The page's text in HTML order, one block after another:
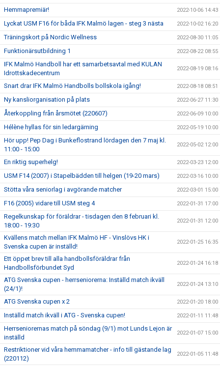
Hemmapremiär! 2022-10-06 14:43
Lyckat USM F16 för båda IFK Malmö lagen - steg 3 nästa 2022-10-02 16:20
Träningskort på Nordic Wellness 2022-08-30 11:05
Funktionärsutbildning 1 2022-08-22 08:55
IFK Malmö Handboll har ett samarbetsavtal med KULAN
Idrottskadecentrum
2022-08-19 08:16
Snart drar IFK Malmö Handbolls bollskola igång! 2022-08-18 08:51
Ny kansliorganisation på plats 2022-06-27 11:30
Återkoppling från årsmötet (220607) 2022-06-09 10:00
Hélène hyllas för sin ledargärning 2022-05-19 10:00
Hör upp! Pep Dag i Bunkeflostrand lördagen den 7 maj kl.
11:00 - 15:00
2022-05-02 12:00
En riktig superhelg! 2022-03-23 12:00
USM F14 (2007) i Stapelbädden till helgen (19-20 mars) 2022-03-16 10:00
Stötta våra seniorlag i avgörande matcher 2022-03-01 15:00
F16 (2005) vidare till USM steg 4 2022-01-31 17:00
Regelkunskap för föräldrar - tisdagen den 8 februari kl.
18:00 - 19:30
2022-01-31 12:00
Kvällens match mellan IFK Malmö HF - Vinslövs HK i
Svenska cupen är inställd!
2022-01-25 16:35
Ett öppet brev till alla handbollsföräldrar från
Handbollsförbundet Syd
2022-01-24 16:18
ATG Svenska cupen - herrseniorerna: Inställd match ikväll
(24/1)!
2022-01-24 13:10
ATG Svenska cupen x 2 2022-01-20 18:00
Inställd match ikväll i ATG - Svenska cupen! 2022-01-11 11:48
Herrseniorernas match på söndag (9/1) mot Lunds Lejon är
inställd
2022-01-07 15:00
Restriktioner vid våra hemmamatcher - info till gästande lag
(220112)
2022-01-05 11:48